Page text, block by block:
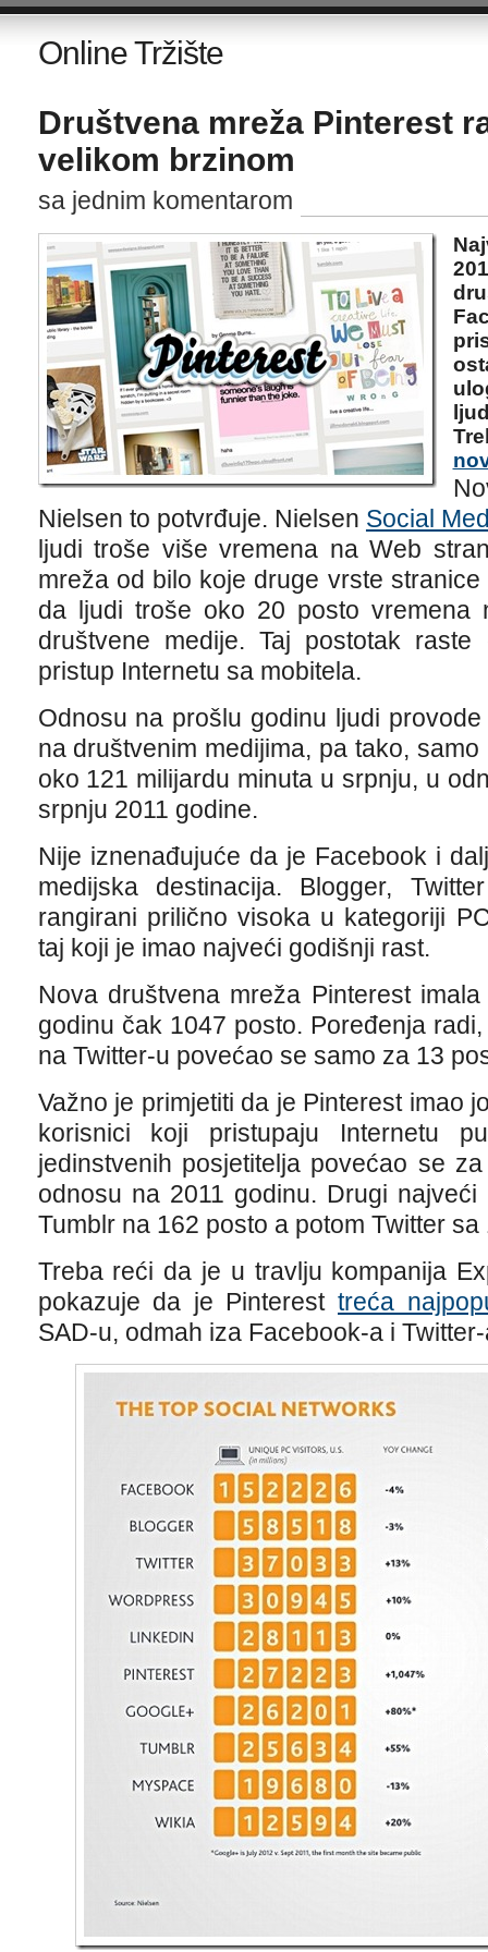
Online Tržište
Društvena mreža Pinterest
velikom brzinom
sa jednim komentarom
Nielsen to potvrđuje. Nielsen Social
ljudi troše više vremena na Web
mreža od bilo koje druge vrste
da ljudi troše oko 20 posto vremena
društvene medije. Taj postotak
pristup Internetu sa mobitela.
Odnosu na prošlu godinu ljudi
na društvenim medijima, pa tako,
oko 121 milijardu minuta u srpnju, u
srpnju 2011 godine.
Nije iznenađujuće da je Facebook i
medijska destinacija. Blogger,
rangirani prilično visoka u kategoriji
taj koji je imao najveći godišnji rast.
Nova društvena mreža Pinterest
godinu čak 1047 posto. Poređenja
na Twitter-u povećao se samo za 13
Važno je primjetiti da je Pinterest imao
korisnici koji pristupaju Internetu
jedinstvenih posjetitelja povećao se
odnosu na 2011 godinu. Drugi
Tumblr na 162 posto a potom Twitter sa
Treba reći da je u travlju kompanija
pokazuje da je Pinterest treća
SAD-u, odmah iza Facebook-a i